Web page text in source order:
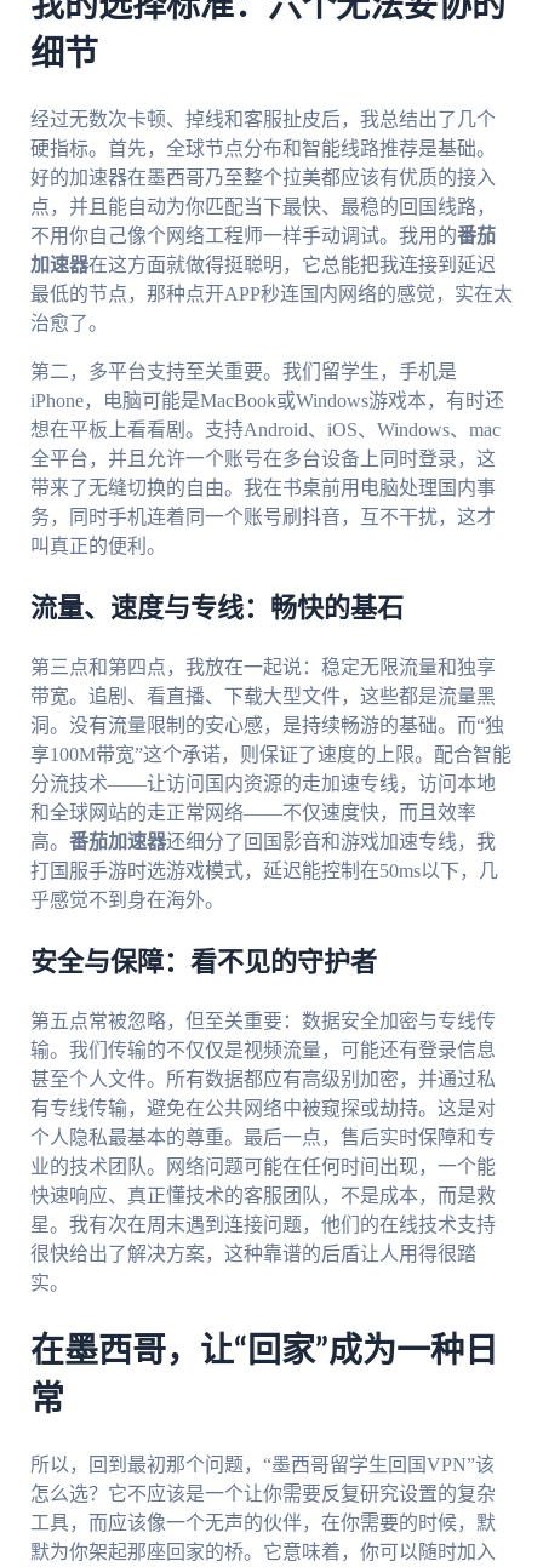
细节
经过无数次卡顿、掉线和客服扯皮后，我总结出了几个
硬指标。首先，全球节点分布和智能线路推荐是基础。
好的加速器在墨西哥乃至整个拉美都应该有优质的接入
点，并且能自动为你匹配当下最快、最稳的回国线路，
不用你自己像个网络工程师一样手动调试。我用的番茄
加速器在这方面就做得挺聪明，它总能把我连接到延迟
最低的节点，那种点开APP秒连国内网络的感觉，实在太
治愈了。
第二，多平台支持至关重要。我们留学生，手机是
iPhone，电脑可能是MacBook或Windows游戏本，有时还
想在平板上看看剧。支持Android、iOS、Windows、mac
全平台，并且允许一个账号在多台设备上同时登录，这
带来了无缝切换的自由。我在书桌前用电脑处理国内事
务，同时手机连着同一个账号刷抖音，互不干扰，这才
叫真正的便利。
流量、速度与专线：畅快的基石
第三点和第四点，我放在一起说：稳定无限流量和独享
带宽。追剧、看直播、下载大型文件，这些都是流量黑
洞。没有流量限制的安心感，是持续畅游的基础。而“独
享100M带宽”这个承诺，则保证了速度的上限。配合智能
分流技术——让访问国内资源的走加速专线，访问本地
和全球网站的走正常网络——不仅速度快，而且效率
高。 番茄加速器还细分了回国影音和游戏加速专线，我
打国服手游时选游戏模式，延迟能控制在50ms以下，几
乎感觉不到身在海外。
安全与保障：看不见的守护者
第五点常被忽略，但至关重要：数据安全加密与专线传
输。我们传输的不仅仅是视频流量，可能还有登录信息
甚至个人文件。所有数据都应有高级别加密，并通过私
有专线传输，避免在公共网络中被窥探或劫持。这是对
个人隐私最基本的尊重。最后一点，售后实时保障和专
业的技术团队。网络问题可能在任何时间出现，一个能
快速响应、真正懂技术的客服团队，不是成本，而是救
星。我有次在周末遇到连接问题，他们的在线技术支持
很快给出了解决方案，这种靠谱的后盾让人用得很踏
实。
在墨西哥，让“回家”成为一种日
常
所以，回到最初那个问题，“墨西哥留学生回国VPN”该
怎么选？它不应该是一个让你需要反复研究设置的复杂
工具，而应该像一个无声的伙伴，在你需要的时候，默
默为你架起那座回家的桥。它意味着，你可以随时加入